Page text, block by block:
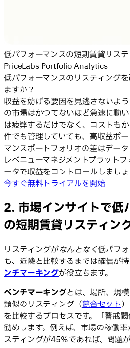
低パフォーマンスの短期賃貸リス
PriceLabs Portfolio Analytics
低パフォーマンスのリスティング
ますか？
収益を妨げる要因を見逃さないよ
の市場はかつてないほど急速に動
は疲弊するだけでなく、コストも
件でも管理していても、高収益ポ
マンスポートフォリオの差はデー
レベニューマネジメントプラット
ータで収益をコントロールしましょ
今すぐ無料トライアルを開始
2. 市場インサイトで低
の短期賃貸リスティン
リスティングがなんとなく低パフ
も、近隣と比較するまでは確信が
ンチマーキングが役立ちます。
ベンチマーキングとは、場所、規
類似のリスティング（競合セット
を比較するプロセスです。「警戒
勧めします。例えば、市場の稼働
スティングが45%であれば、問題が